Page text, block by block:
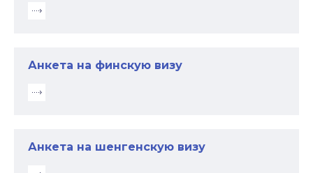
Анкета на финскую визу
Анкета на шенгенскую визу